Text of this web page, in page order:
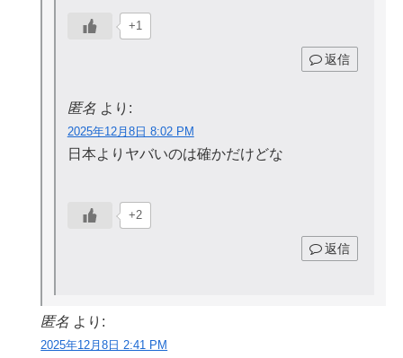
+1
返信
匿名 より:
2025年12月8日 8:02 PM
日本よりヤバいのは確かだけどな
+2
返信
匿名 より:
2025年12月8日 2:41 PM